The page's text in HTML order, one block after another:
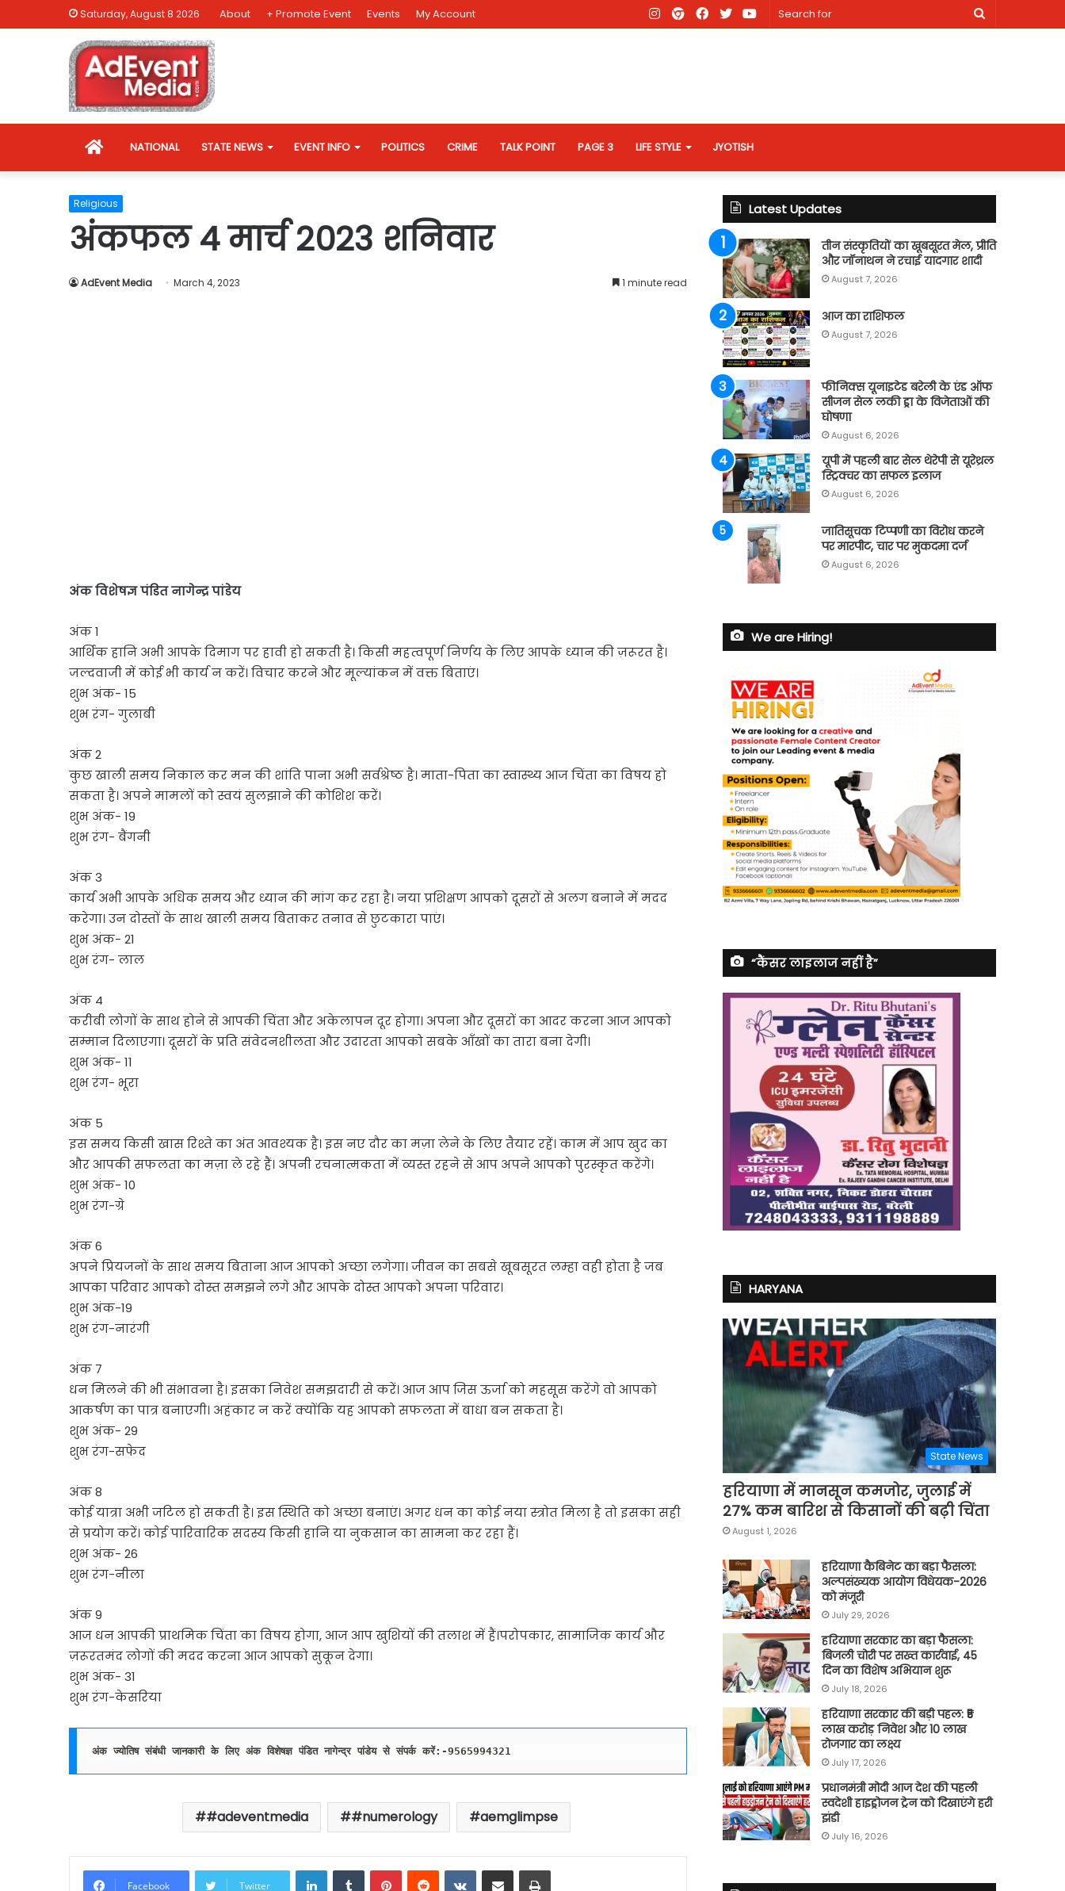
Saturday, August 8 2026 About + Promote Event Events My Account
Search
Youtube
X
Facebook
AD
Instagram
HOMENATIONAL STATE NEWS EVENT INFO POLITICS CRIME TALK POINT PAGE 3 LIFE STYLE JYOTISH
Religious
अंकफल 4 मार्च 2023 शनिवार
AdEvent Media March 4, 2023 1 minute read
अंक विशेषज्ञ पंडित नागेन्द्र पांडेय
अंक 1
आर्थिक हानि अभी आपके दिमाग पर हावी हो सकती है। किसी महत्वपूर्ण निर्णय के लिए आपके ध्यान की ज़रूरत है।
जल्दवाजी में कोई भी कार्य न करें। विचार करने और मूल्यांकन में वक्त बिताएं।
शुभ अंक- 15
शुभ रंग- गुलाबी
अंक 2
कुछ खाली समय निकाल कर मन की शांति पाना अभी सर्वश्रेष्ठ है। माता-पिता का स्वास्थ्य आज चिंता का विषय हो
सकता है। अपने मामलों को स्वयं सुलझाने की कोशिश करें।
शुभ अंक- 19
शुभ रंग- बैंगनी
अंक 3
कार्य अभी आपके अधिक समय और ध्यान की मांग कर रहा है। नया प्रशिक्षण आपको दूसरों से अलग बनाने में मदद
करेगा। उन दोस्तों के साथ खाली समय बिताकर तनाव से छुटकारा पाएं।
शुभ अंक- 21
शुभ रंग- लाल
अंक 4
करीबी लोगों के साथ होने से आपकी चिंता और अकेलापन दूर होगा। अपना और दूसरों का आदर करना आज आपको
सम्मान दिलाएगा। दूसरों के प्रति संवेदनशीलता और उदारता आपको सबके आँखों का तारा बना देगी।
शुभ अंक- 11
शुभ रंग- भूरा
अंक 5
इस समय किसी खास रिश्ते का अंत आवश्यक है। इस नए दौर का मज़ा लेने के लिए तैयार रहें। काम में आप खुद का
और आपकी सफलता का मज़ा ले रहे हैं। अपनी रचनात्मकता में व्यस्त रहने से आप अपने आपको पुरस्कृत करेंगे।
शुभ अंक- 10
शुभ रंग-ग्रे
अंक 6
अपने प्रियजनों के साथ समय बिताना आज आपको अच्छा लगेगा। जीवन का सबसे खूबसूरत लम्हा वही होता है जब
आपका परिवार आपको दोस्त समझने लगे और आपके दोस्त आपको अपना परिवार।
शुभ अंक-19
शुभ रंग-नारंगी
अंक 7
धन मिलने की भी संभावना है। इसका निवेश समझदारी से करें। आज आप जिस ऊर्जा को महसूस करेंगे वो आपको
आकर्षण का पात्र बनाएगी। अहंकार न करें क्योंकि यह आपको सफलता में बाधा बन सकता है।
शुभ अंक- 29
शुभ रंग-सफेद
अंक 8
कोई यात्रा अभी जटिल हो सकती है। इस स्थिति को अच्छा बनाएं। अगर धन का कोई नया स्त्रोत मिला है तो इसका सही
से प्रयोग करें। कोई पारिवारिक सदस्य किसी हानि या नुकसान का सामना कर रहा हैं।
शुभ अंक- 26
शुभ रंग-नीला
अंक 9
आज धन आपकी प्राथमिक चिंता का विषय होगा, आज आप खुशियों की तलाश में हैं।परोपकार, सामाजिक कार्य और
ज़रूरतमंद लोगों की मदद करना आज आपको सुकून देगा।
शुभ अंक- 31
शुभ रंग-केसरिया
अंक ज्योतिष संबंधी जानकारी के लिए अंक विशेषज्ञ पंडित नागेन्द्र पांडेय से संपर्क करें:-9565994321
#adeventmedia #numerology aemglimpse
Facebook Twitter
LinkedInTumblrPinterestReddit VKontakte
Share via Email Print
Latest Updates
तीन संस्कृतियों का खूबसूरत मेल, प्रीति
और जॉनाथन ने रचाई यादगार शादी
August 7, 2026
आज का राशिफल
August 7, 2026
फीनिक्स यूनाइटेड बरेली के एंड ऑफ
सीजन सेल लकी ड्रा के विजेताओं की
घोषणा
August 6, 2026
यूपी में पहली बार सेल थेरेपी से यूरेथ्रल
स्ट्रिक्चर का सफल इलाज
August 6, 2026
जातिसूचक टिप्पणी का विरोध करने
पर मारपीट, चार पर मुकदमा दर्ज
August 6, 2026
We are Hiring!
“कैंसर लाइलाज नहीं है”
HARYANA
State News
हरियाणा में मानसून कमजोर, जुलाई में
27% कम बारिश से किसानों की बढ़ी चिंता
August 1, 2026
हरियाणा कैबिनेट का बड़ा फैसला:
अल्पसंख्यक आयोग विधेयक-2026
को मंजूरी
July 29, 2026
हरियाणा सरकार का बड़ा फैसला:
बिजली चोरी पर सख्त कार्रवाई, 45
दिन का विशेष अभियान शुरू
July 18, 2026
हरियाणा सरकार की बड़ी पहल: ₹5
लाख करोड़ निवेश और 10 लाख
रोजगार का लक्ष्य
July 17, 2026
प्रधानमंत्री मोदी आज देश की पहली
स्वदेशी हाइड्रोजन ट्रेन को दिखाएंगे हरी
झंडी
July 16, 2026